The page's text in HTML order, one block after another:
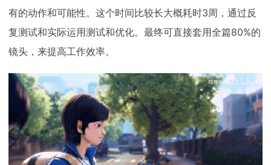
有的动作和可能性。这个时间比较长大概耗时3周，通过反
复测试和实际运用测试和优化。最终可直接套用全篇80%的
镜头，来提高工作效率。